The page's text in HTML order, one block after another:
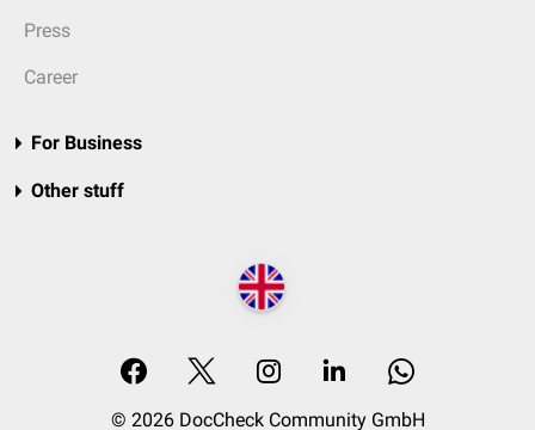
Press
Career
For Business
Other stuff
© 2026 DocCheck Community GmbH